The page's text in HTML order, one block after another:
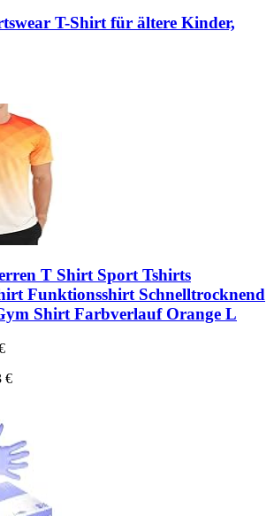
T-Shirt für ältere Kinder,
T Shirt Sport Tshirts
Funktionsshirt Schnelltrocknend
Shirt Farbverlauf Orange L
€